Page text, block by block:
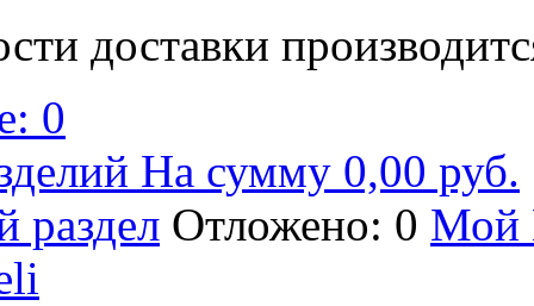
доставки
0
На сумму 0,00 руб.
раздел Отложено: 0 Мой